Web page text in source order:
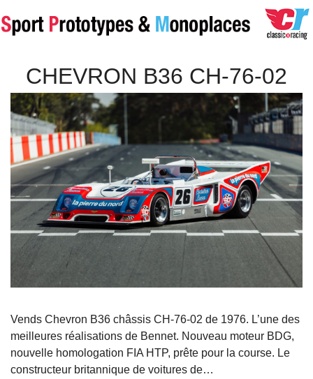
CHEVRON B36 CH-76-02
Vends Chevron B36 châssis CH-76-02 de 1976. L’une des
meilleures réalisations de Bennet. Nouveau moteur BDG,
nouvelle homologation FIA HTP, prête pour la course. Le
constructeur britannique de voitures de…